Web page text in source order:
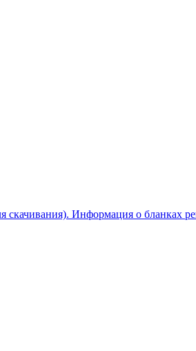
Информация о бланках